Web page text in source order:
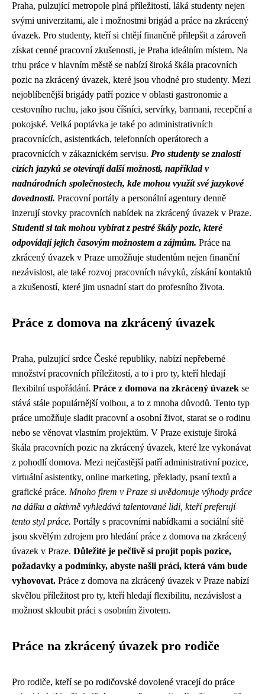
Praha, pulzující metropole plná příležitostí, láká studenty nejen
svými univerzitami, ale i možnostmi brigád a práce na zkrácený
úvazek. Pro studenty, kteří si chtějí finančně přilepšit a zároveň
získat cenné pracovní zkušenosti, je Praha ideálním místem. Na
trhu práce v hlavním městě se nabízí široká škála pracovních
pozic na zkrácený úvazek, které jsou vhodné pro studenty. Mezi
nejoblíbenější brigády patří pozice v oblasti gastronomie a
cestovního ruchu, jako jsou číšníci, servírky, barmani, recepční a
pokojské. Velká poptávka je také po administrativních
pracovnících, asistentkách, telefonních operátorech a
pracovnících v zákaznickém servisu. Pro studenty se znalostí
cizích jazyků se otevírají další možnosti, například v
nadnárodních společnostech, kde mohou využít své jazykové
dovednosti. Pracovní portály a personální agentury denně
inzerují stovky pracovních nabídek na zkrácený úvazek v Praze.
Studenti si tak mohou vybírat z pestré škály pozic, které
odpovídají jejich časovým možnostem a zájmům. Práce na
zkrácený úvazek v Praze umožňuje studentům nejen finanční
nezávislost, ale také rozvoj pracovních návyků, získání kontaktů
a zkušeností, které jim usnadní start do profesního života.
Práce z domova na zkrácený úvazek
Praha, pulzující srdce České republiky, nabízí nepřeberné
množství pracovních příležitostí, a to i pro ty, kteří hledají
flexibilní uspořádání. Práce z domova na zkrácený úvazek se
stává stále populárnější volbou, a to z mnoha důvodů. Tento typ
práce umožňuje sladit pracovní a osobní život, starat se o rodinu
nebo se věnovat vlastním projektům. V Praze existuje široká
škála pracovních pozic na zkrácený úvazek, které lze vykonávat
z pohodlí domova. Mezi nejčastější patří administrativní pozice,
virtuální asistentky, online marketing, překlady, psaní textů a
grafické práce. Mnoho firem v Praze si uvědomuje výhody práce
na dálku a aktivně vyhledává talentované lidi, kteří preferují
tento styl práce. Portály s pracovními nabídkami a sociální sítě
jsou skvělým zdrojem pro hledání práce z domova na zkrácený
úvazek v Praze. Důležité je pečlivě si projít popis pozice,
požadavky a podmínky, abyste našli práci, která vám bude
vyhovovat. Práce z domova na zkrácený úvazek v Praze nabízí
skvělou příležitost pro ty, kteří hledají flexibilitu, nezávislost a
možnost skloubit práci s osobním životem.
Práce na zkrácený úvazek pro rodiče
Pro rodiče, kteří se po rodičovské dovolené vracejí do práce